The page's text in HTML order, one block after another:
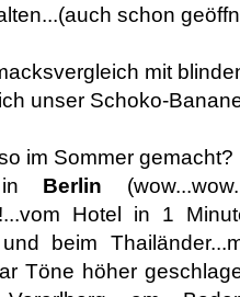
schon
mit
unser Schoko-
im Sommer gemacht?
in Berlin
Hotel in 1
beim
Töne höher